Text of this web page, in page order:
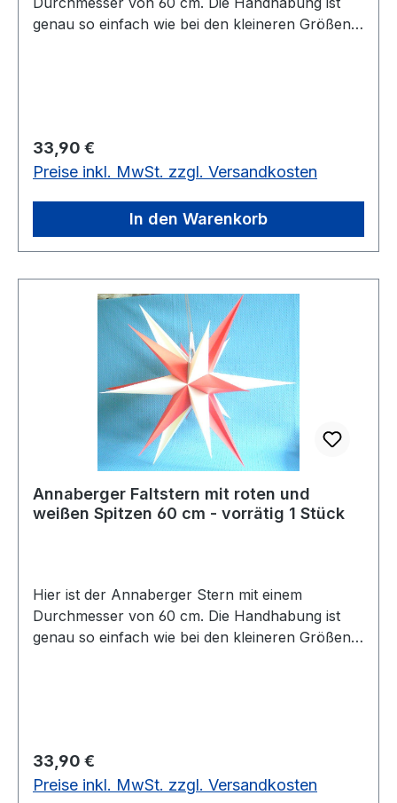
genau so einfach wie bei den kleineren Größen,
Regulärer Preis:
33,90 €
Preise inkl. MwSt. zzgl. Versandkosten
In den Warenkorb
Annaberger Faltstern mit roten und
weißen Spitzen 60 cm - vorrätig 1 Stück
Hier ist der Annaberger Stern mit einem
Durchmesser von 60 cm. Die Handhabung ist
genau so einfach wie bei den kleineren Größen,
Stück
Regulärer Preis:
33,90 €
Preise inkl. MwSt. zzgl. Versandkosten